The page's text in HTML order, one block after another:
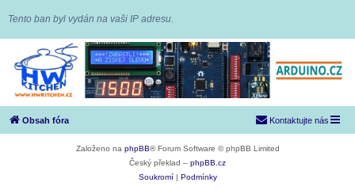
Tento ban byl vydán na vaši IP adresu.
Obsah fóra Kontaktujte nás
Založeno na phpBB® Forum Software © phpBB Limited
Český překlad – phpBB.cz
Soukromí
Podmínky